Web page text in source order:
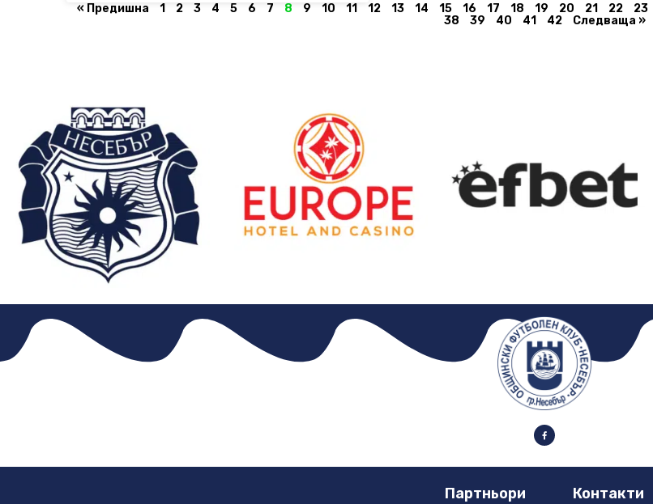
« Предишна 1 2 3 4 5 6 7 8 9 10 11 12 13 14 15 16 17 18 19 20 21 22 23
38
39 40 41 42 Следваща »
Партньори Контакти